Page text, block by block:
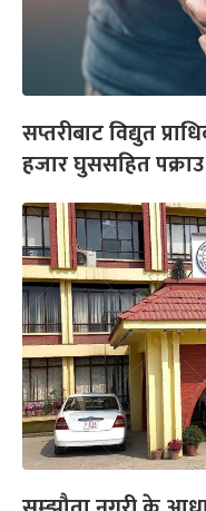
सप्तरीबाट विद्युत
हजार घुससहित पक्राउ